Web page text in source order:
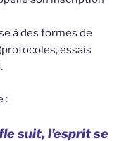
à des formes de
essais
:
suit, l’esprit se